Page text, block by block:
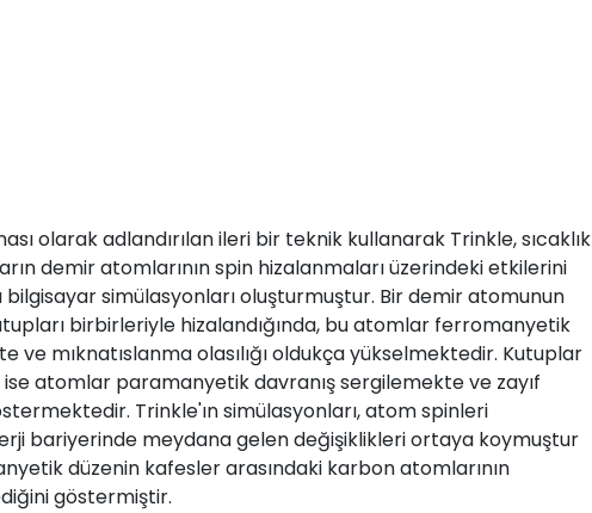
olarak adlandırılan ileri bir teknik kullanarak Trinkle, sıcaklık
demir atomlarının spin hizalanmaları üzerindeki etkilerini
simülasyonları oluşturmuştur. Bir demir atomunun
birbirleriyle hizalandığında, bu atomlar ferromanyetik
ve mıknatıslanma olasılığı oldukça yükselmektedir. Kutuplar
ise atomlar paramanyetik davranış sergilemekte ve zayıf
Trinkle'ın simülasyonları, atom spinleri
bariyerinde meydana gelen değişiklikleri ortaya koymuştur
düzenin kafesler arasındaki karbon atomlarının
göstermiştir.